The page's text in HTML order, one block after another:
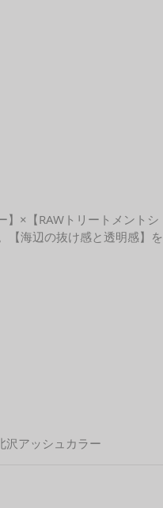
】×【RAWトリートメントシ
【海辺の抜け感と透明感】を
沢アッシュカラー